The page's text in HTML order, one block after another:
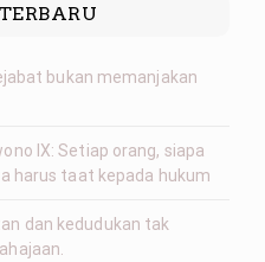
bukan memanjakan
IX: Setiap orang, siapa
harus taat kepada hukum
dan kedudukan tak